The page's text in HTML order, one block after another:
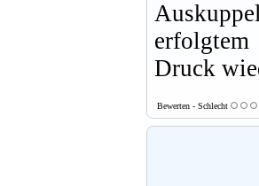
Druck
Bewerten - Schlecht